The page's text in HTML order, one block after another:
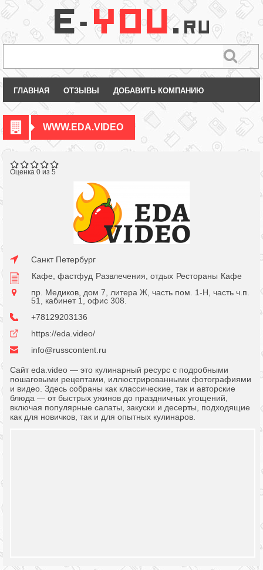
ГЛАВНАЯ ОТЗЫВЫ ДОБАВИТЬ КОМПАНИЮ
WWW.EDA.VIDEO
Оценка 0 из 5
Санкт Петербург
Кафе, фастфуд Развлечения, отдых Рестораны Кафе
пр. Медиков, дом 7, литера Ж, часть пом. 1-Н, часть ч.п.
51, кабинет 1, офис 308.
+78129203136
https://eda.video/
info@russcontent.ru
Сайт eda.video — это кулинарный ресурс с подробными
пошаговыми рецептами, иллюстрированными фотографиями
и видео. Здесь собраны как классические, так и авторские
блюда — от быстрых ужинов до праздничных угощений,
включая популярные салаты, закуски и десерты, подходящие
как для новичков, так и для опытных кулинаров.